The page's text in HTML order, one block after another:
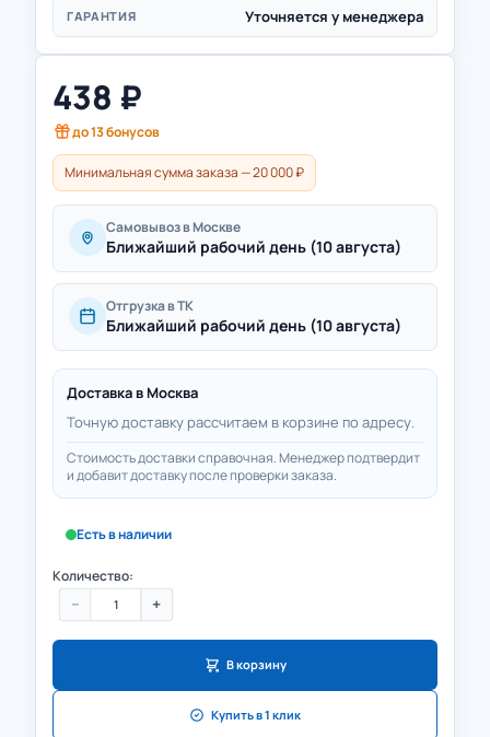
ГАРАНТИЯ Уточняется у менеджера
438 ₽
до13бонусов
Минимальная сумма заказа — 20 000 ₽
Самовывоз в Москве
Ближайший рабочий день (10 августа)
Отгрузка в ТК
Ближайший рабочий день (10 августа)
Доставка в Москва
Точную доставку рассчитаем в корзине по адресу.
Стоимость доставки справочная. Менеджер подтвердит
и добавит доставку после проверки заказа.
Есть в наличии
Количество:
− +
В корзину
Купить в 1 клик